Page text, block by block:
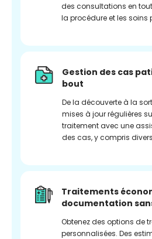
des consultations en
la procédure et les soins
Gestion des cas
bout
De la découverte à la
mises à jour régulières
traitement avec une
des cas, y compris
Traitements
documentation
Obtenez des options de
personnalisées. Des